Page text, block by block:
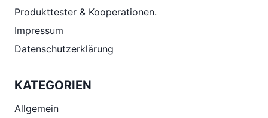
Produkttester & Kooperationen.
Impressum
Datenschutzerklärung
KATEGORIEN
Allgemein